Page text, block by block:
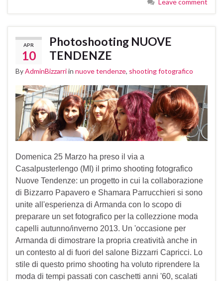
Leave comment
APR
10
Photoshooting NUOVE
TENDENZE
ByAdminBizzarriin nuove tendenze, shooting fotografico
Domenica 25 Marzo ha preso il via a
Casalpusterlengo (MI) il primo shooting fotografico
Nuove Tendenze: un progetto in cui la collaborazione
di Bizzarro Papavero e Shamara Parrucchieri si sono
unite all'esperienza di Armanda con lo scopo di
preparare un set fotografico per la collezzione moda
capelli autunno/inverno 2013. Un 'occasione per
Armanda di dimostrare la propria creatività anche in
un contesto al di fuori del salone Bizzarri Capricci. Lo
stile di questo primo shooting ha voluto riprendere la
moda di tempi passati con caschetti anni '60, scalati